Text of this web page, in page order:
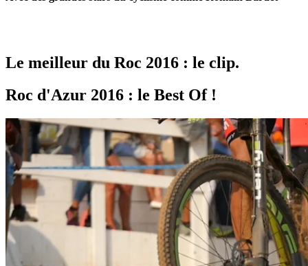
Le meilleur du Roc 2016 : le clip.
Roc d'Azur 2016 : le Best Of !